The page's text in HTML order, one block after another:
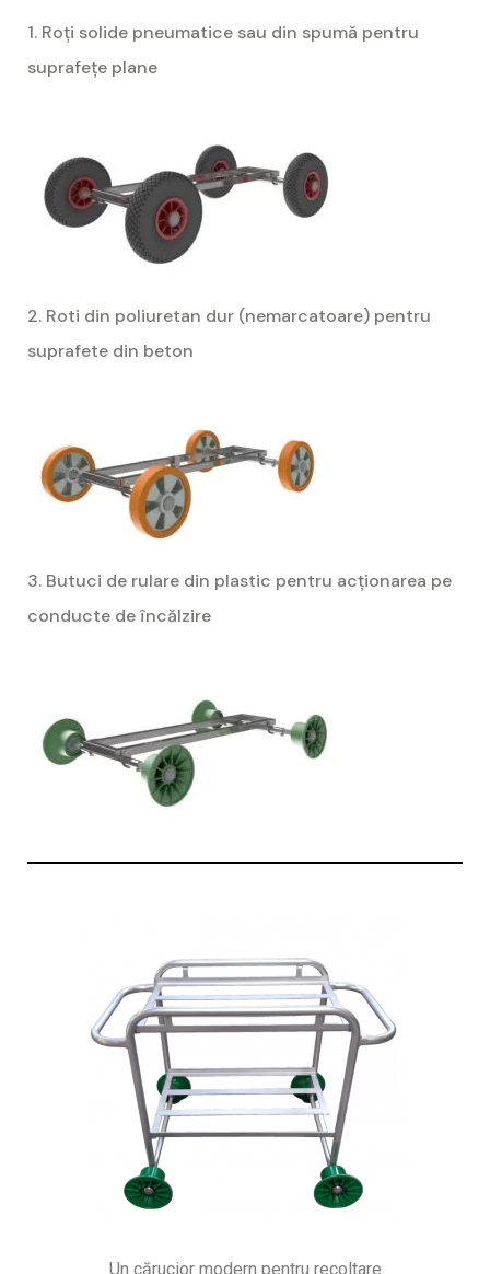
1. Roți solide pneumatice sau din spumă pentru
suprafețe plane
2. Roti din poliuretan dur (nemarcatoare) pentru
suprafete din beton
3. Butuci de rulare din plastic pentru acționarea pe
conducte de încălzire
Un cărucior modern pentru recoltare